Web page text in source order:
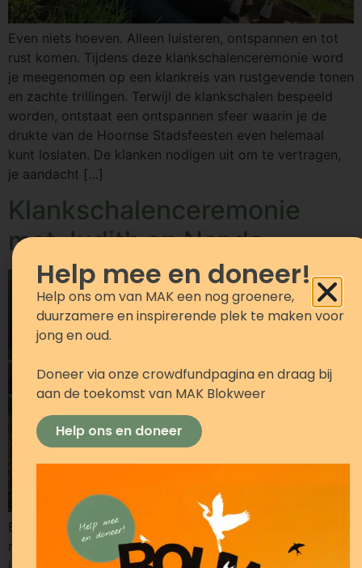
Even niets hoeven. Alleen luisteren, ontspannen en tot
rust komen. Tijdens deze klankschalenceremonie word
je meegenomen op een klankreis van rustgevende tonen
en zachte trillingen. Terwijl de klankschalen bespeeld
worden, ontstaat een ontspannen sfeer waarin je de
drukte van de Hoornse Stadsfeesten even helemaal
kunt loslaten. De klanken nodigen uit om te vertragen,
je aandacht […]
Klankschalenceremonie
met Judith en Nanda
Even niets hoeven. Alleen luisteren, ontspannen en tot
rust komen. Tijdens deze klankschalenceremonie word
Help mee en doneer!
Help ons om van MAK een nog groenere,
duurzamere en inspirerende plek te maken voor
jong en oud.
Doneer via onze crowdfundpagina en draag bij
aan de toekomst van MAK Blokweer
Help ons en doneer